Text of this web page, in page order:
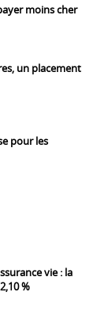
moins cher
un placement
pour les
vie : la
%